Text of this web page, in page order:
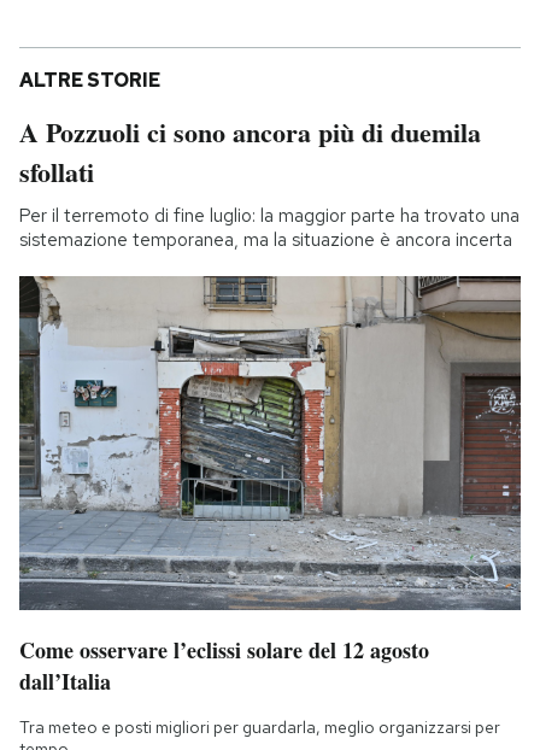
ALTRE STORIE
A Pozzuoli ci sono ancora più di duemila
sfollati
Per il terremoto di fine luglio: la maggior parte ha trovato una
sistemazione temporanea, ma la situazione è ancora incerta
Come osservare l’eclissi solare del 12 agosto
dall’Italia
Tra meteo e posti migliori per guardarla, meglio organizzarsi per